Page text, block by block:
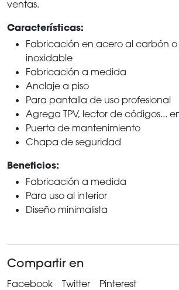
ventas.
Características:
Fabricación en acero al carbón
inoxidable
Fabricación a medida
Anclaje a piso
Para pantalla de uso profesional
Agrega TPV, lector de códigos...
Puerta de mantenimiento
Chapa de seguridad
Beneficios:
Fabricación a medida
Para uso al interior
Diseño minimalista
Compartir en
Facebook Twitter Pinterest